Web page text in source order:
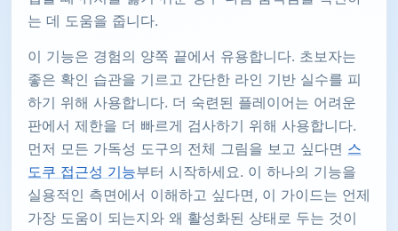
는 데 도움을 줍니다.
이 기능은 경험의 양쪽 끝에서 유용합니다. 초보자는
좋은 확인 습관을 기르고 간단한 라인 기반 실수를 피
하기 위해 사용합니다. 더 숙련된 플레이어는 어려운
판에서 제한을 더 빠르게 검사하기 위해 사용합니다.
먼저 모든 가독성 도구의 전체 그림을 보고 싶다면 스
도쿠 접근성 기능부터 시작하세요. 이 하나의 기능을
실용적인 측면에서 이해하고 싶다면, 이 가이드는 언제
가장 도움이 되는지와 왜 활성화된 상태로 두는 것이